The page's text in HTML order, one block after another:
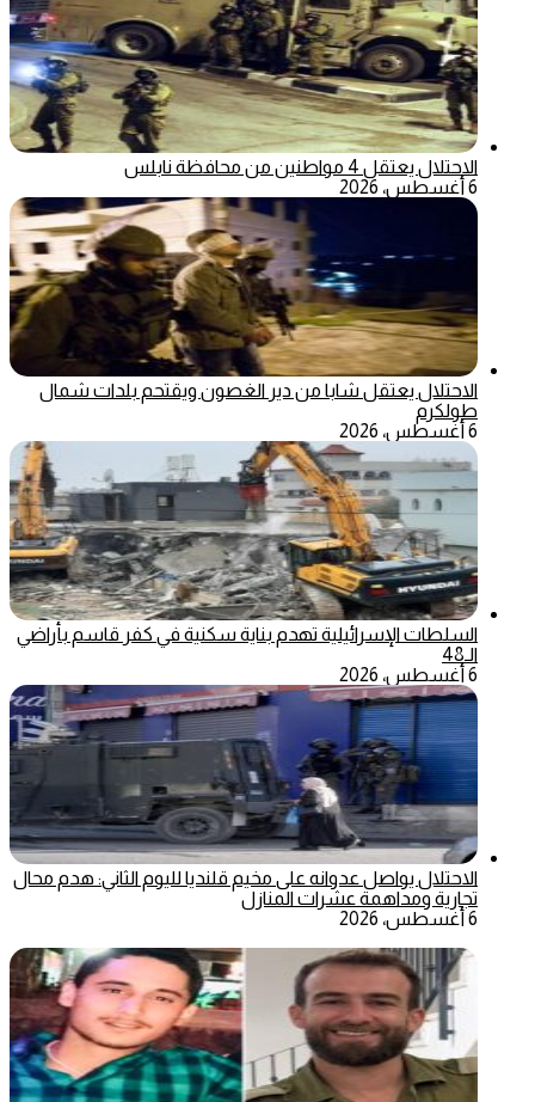
الاحتلال يعتقل 4 مواطنين من محافظة نابلس
6 أغسطس، 2026
الاحتلال يعتقل شابا من دير الغصون ويقتحم بلدات شمال
طولكرم
6 أغسطس، 2026
السلطات الإسرائيلية تهدم بناية سكنية في كفر قاسم بأراضي
الـ48
6 أغسطس، 2026
الاحتلال يواصل عدوانه على مخيم قلنديا لليوم الثاني: هدم محال
تجارية ومداهمة عشرات المنازل
6 أغسطس، 2026